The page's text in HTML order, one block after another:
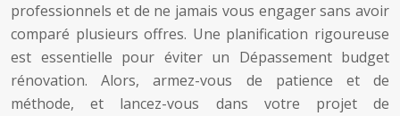
professionnels et de ne jamais vous engager sans avoir
comparé plusieurs offres. Une planification rigoureuse
est essentielle pour éviter un Dépassement budget
rénovation. Alors, armez-vous de patience et de
méthode, et lancez-vous dans votre projet de